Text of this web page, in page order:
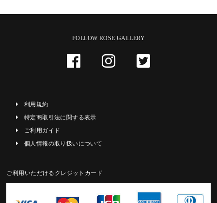
FOLLOW ROSE GALLERY
利用規約
特定商取引法に関する表示
ご利用ガイド
個人情報の取り扱いについて
ご利用いただけるクレジットカード